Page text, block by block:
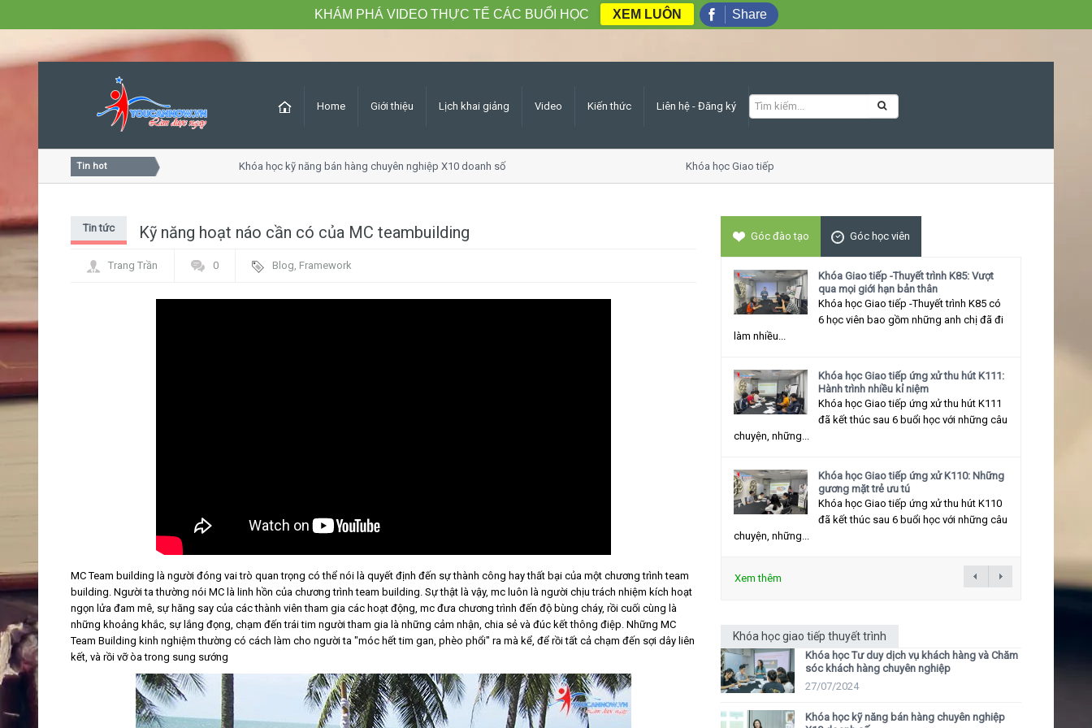
Home Giới thiệu Lịch khai giảng Video Kiến thức Liên hệ - Đăng ký
Tin hot
khách hàng chuyên nghiệp Khóa học kỹ năng bán hàng chuyên nghiệp X10 doanh số Khóa học Giao tiếp ứng xử thu hút
Kỹ năng hoạt náo cần có của MC teambuilding
Tin tức
Trang Trần 0 Blog, Framework
MC Team building là người đóng vai trò quan trọng có thể nói là quyết định đến sự thành công hay thất bại của một chương trình team
building. Người ta thường nói MC là linh hồn của chương trình team building. Sự thật là vậy, mc luôn là người chịu trách nhiệm kích hoạt
ngọn lửa đam mê, sự hăng say của các thành viên tham gia các hoạt động, mc đưa chương trình đến độ bùng cháy, rồi cuối cùng là
những khoảng khắc, sự lắng đọng, chạm đến trái tim người tham gia là những cảm nhận, chia sẻ và đúc kết thông điệp. Những MC
Team Building kinh nghiệm thường có cách làm cho người ta "móc hết tim gan, phèo phổi" ra mà kể, để rồi tất cả chạm đến sợi dây liên
kết, và rồi vỡ òa trong sung sướng
Góc đào tạo Góc học viên
Khóa Giao tiếp -Thuyết trình K85: Vượt
qua mọi giới hạn bản thân
Khóa học Giao tiếp -Thuyết trình K85 có
6 học viên bao gồm những anh chị đã đi
làm nhiều...
Khóa học Giao tiếp ứng xử thu hút K111:
Hành trình nhiều kỉ niệm
Khóa học Giao tiếp ứng xử thu hút K111
đã kết thúc sau 6 buổi học với những câu
chuyện, những...
Khóa học Giao tiếp ứng xử K110: Những
gương mặt trẻ ưu tú
Khóa học Giao tiếp ứng xử thu hút K110
đã kết thúc sau 6 buổi học với những câu
chuyện, những...
Xem thêm
Khóa học giao tiếp thuyết trình
Khóa học Tư duy dịch vụ khách hàng và Chăm
sóc khách hàng chuyên nghiệp
27/07/2024
Khóa học kỹ năng bán hàng chuyên nghiệp
KHÁM PHÁ VIDEO THỰC TẾ CÁC BUỔI HỌC XEM LUÔN Share